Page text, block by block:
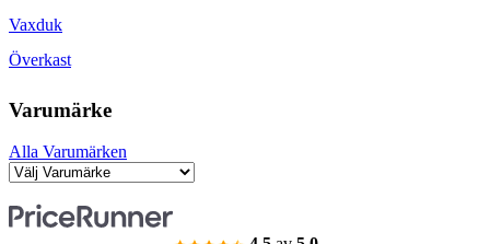
Vaxduk
Överkast
Varumärke
Alla Varumärken